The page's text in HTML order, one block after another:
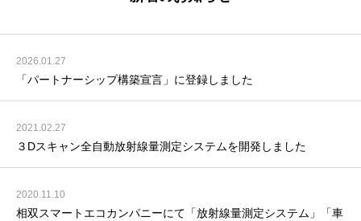
2026.01.27
「パートナーシップ構築宣言」に登録しました
2021.02.27
３Dスキャン全自動放射線量測定システムを開発しました
2020.11.10
相双スマートエコカンパニーにて「放射線量測定システム」「車